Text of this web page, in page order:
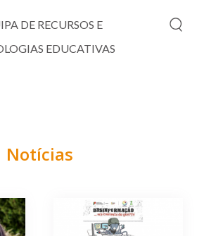
DE RECURSOS E
EDUCATIVAS
Notícias